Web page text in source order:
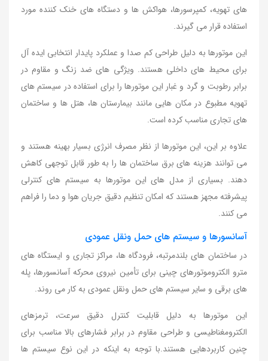
های تهویه، کمپرسورها، هواکش ها و دستگاه های خنک کننده مورد
استفاده قرار می گیرند.
این موتورها به دلیل طراحی کم صدا و عملکرد پایدار انتخابی ایده آل
برای محیط های داخلی هستند. ویژگی های ضد زنگ و مقاوم در
برابر رطوبت و گرد و غبار این موتورها را برای استفاده در سیستم های
تهویه مطبوع در مکان هایی مانند بیمارستان ها، هتل ها و ساختمان
های تجاری مناسب کرده است.
علاوه بر این، این موتورها از نظر مصرف انرژی بسیار بهینه هستند و
می توانند هزینه های برق ساختمان ها را به طور قابل توجهی کاهش
دهند. بسیاری از مدل های این موتورها به سیستم های کنترلی
پیشرفته مجهز هستند که امکان تنظیم دقیق جریان هوا و دما را فراهم
می کنند.
آسانسورها و سیستم های حمل ونقل عمودی
در ساختمان های بلندمرتبه، فرودگاه ها، مراکز تجاری و ایستگاه های
مترو الکتروموتورهای چینی برای تأمین نیروی محرکه آسانسورها، پله
های برقی و سایر سیستم های حمل ونقل عمودی به کار می روند.
این موتورها به دلیل قابلیت کنترل دقیق سرعت، ترمزهای
الکترومغناطیسی و طراحی مقاوم در برابر فشارهای بالا مناسب برای
چنین کاربردهایی هستند.با توجه به اینکه در این نوع سیستم ها